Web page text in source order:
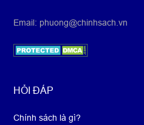
Email: phuong@chinhsach.vn
HỎI ĐÁP
Chính sách là gì?